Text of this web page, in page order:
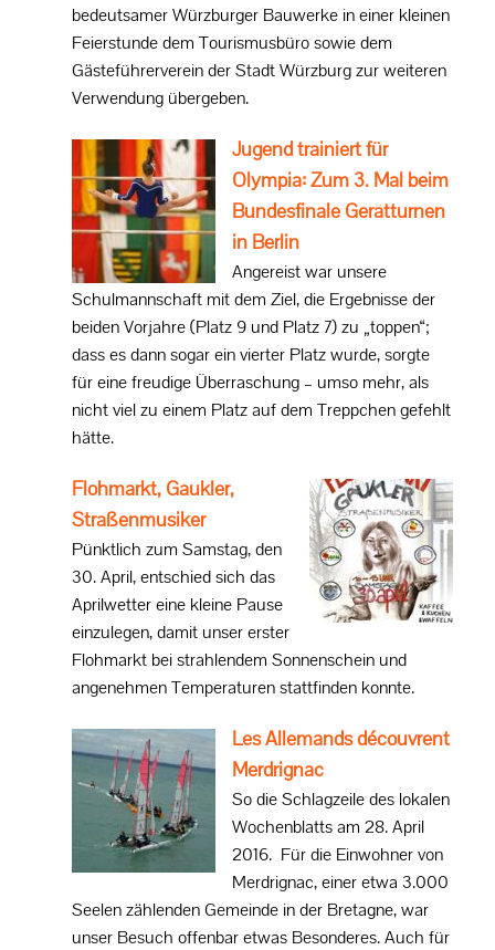
bedeutsamer Würzburger Bauwerke in einer kleinen
Feierstunde dem Tourismusbüro sowie dem
Gästeführerverein der Stadt Würzburg zur weiteren
Verwendung übergeben.
Jugend trainiert für
Olympia: Zum 3. Mal beim
Bundesfinale Gerätturnen
in Berlin
Angereist war unsere
Schulmannschaft mit dem Ziel, die Ergebnisse der
beiden Vorjahre (Platz 9 und Platz 7) zu „toppen“;
dass es dann sogar ein vierter Platz wurde, sorgte
für eine freudige Überraschung – umso mehr, als
nicht viel zu einem Platz auf dem Treppchen gefehlt
hätte.
Flohmarkt, Gaukler,
Straßenmusiker
Pünktlich zum Samstag, den
30. April, entschied sich das
Aprilwetter eine kleine Pause
einzulegen, damit unser erster
Flohmarkt bei strahlendem Sonnenschein und
angenehmen Temperaturen stattfinden konnte.
Les Allemands découvrent
Merdrignac
So die Schlagzeile des lokalen
Wochenblatts am 28. April
2016. Für die Einwohner von
Merdrignac, einer etwa 3.000
Seelen zählenden Gemeinde in der Bretagne, war
unser Besuch offenbar etwas Besonderes. Auch für